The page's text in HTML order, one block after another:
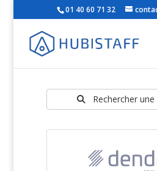
01 40 60 71 32
Rechercher